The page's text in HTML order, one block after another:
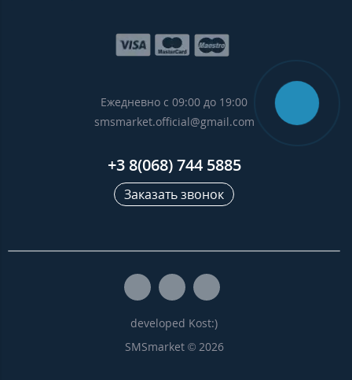
Ежедневно с 09:00 до 19:00
smsmarket.official@gmail.com
+3 8(068) 744 5885
Заказать звонок
SMSmarket © 2026
developed Kost:)